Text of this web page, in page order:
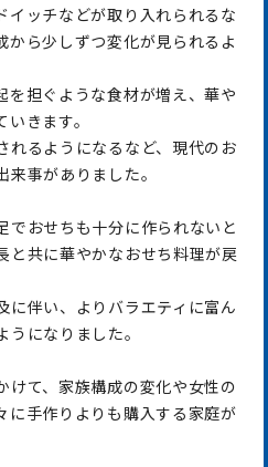
イッチなどが取り入れられるな
から少しずつ変化が見られるよ
を担ぐような食材が増え、華や
きます。
れるようになるなど、現代のお
事がありました。
でおせちも十分に作られないと
と共に華やかなおせち料理が戻
に伴い、よりバラエティに富ん
になりました。
けて、家族構成の変化や女性の
に手作りよりも購入する家庭が